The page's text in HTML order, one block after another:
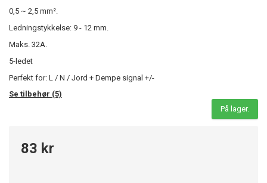
0,5 ~ 2,5 mm².
Ledningstykkelse: 9 - 12 mm.
Maks. 32A.
5-ledet
Perfekt for: L / N / Jord + Dempe signal +/-
Se tilbehør (5)
På lager.
83 kr